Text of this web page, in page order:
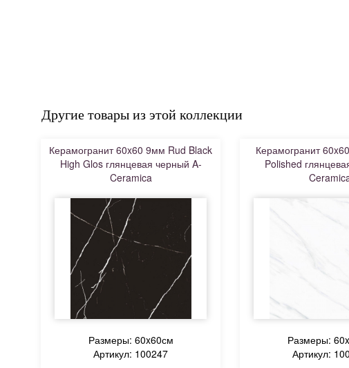
Другие товары из этой коллекции
Керамогранит 60x60 9мм Rud Black
High Glos глянцевая черный A-
Ceramica
Размеры: 60x60см
Артикул: 100247
Керамогранит
Polished
Размеры:
Артикул: